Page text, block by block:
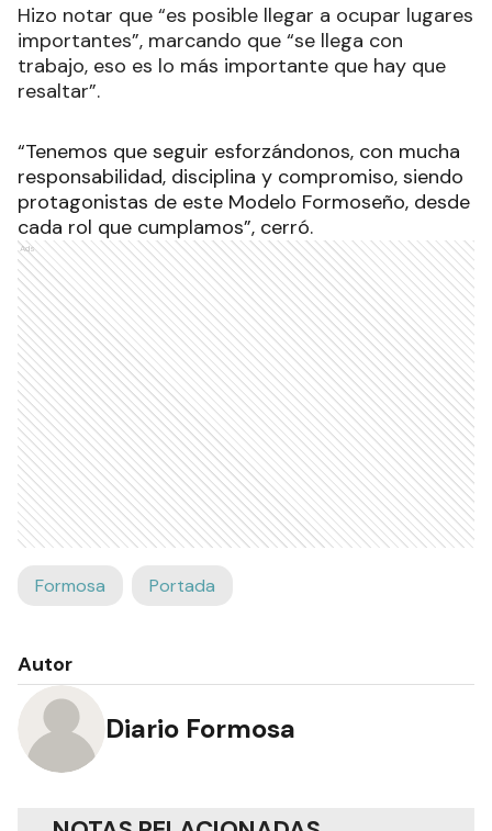
Hizo notar que “es posible llegar a ocupar lugares
importantes”, marcando que “se llega con
trabajo, eso es lo más importante que hay que
resaltar”.
“Tenemos que seguir esforzándonos, con mucha
responsabilidad, disciplina y compromiso, siendo
protagonistas de este Modelo Formoseño, desde
cada rol que cumplamos”, cerró.
Ads
Formosa Portada
Autor
Diario Formosa